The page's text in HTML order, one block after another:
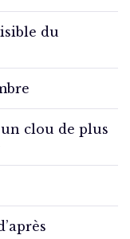
du
clou de plus